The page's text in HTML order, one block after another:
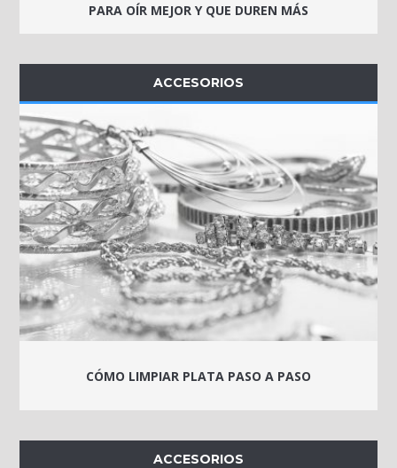
PARA OÍR MEJOR Y QUE DUREN MÁS
ACCESORIOS
CÓMO LIMPIAR PLATA PASO A PASO
ACCESORIOS